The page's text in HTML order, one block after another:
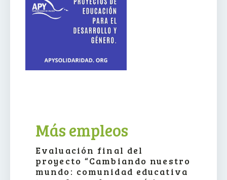
Más empleos
Evaluación final del
proyecto “Cambiando nuestro
mundo: comunidad educativa